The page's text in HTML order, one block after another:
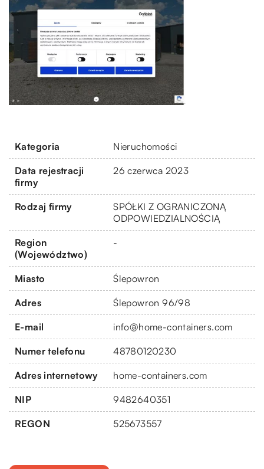
Kategoria Nieruchomości
Data rejestracji
firmy
26 czerwca 2023
Rodzaj firmy
SPÓŁKI Z OGRANICZONĄ
ODPOWIEDZIALNOŚCIĄ
Region
(Województwo)
-
Miasto Ślepowron
Adres Ślepowron 96/98
E-mail info@home-containers.com
Numer telefonu 48780120230
Adres internetowy home-containers.com
NIP 9482640351
REGON 525673557